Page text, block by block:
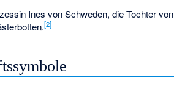
Ines von Schweden, die Tochter von
[2]